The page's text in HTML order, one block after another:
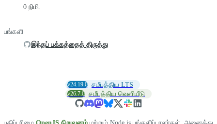
0 நிமி.
பங்களி
இந்தப் பக்கத்தைத் திருத்து
v24.19.0 சமீபத்திய LTS
v26.7.0 சமீபத்திய வெளியீடு